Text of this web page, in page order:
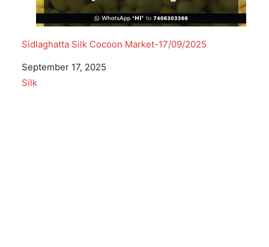
Sidlaghatta Silk Cocoon Market-17/09/2025
Date
September 17, 2025
In relation to
Silk